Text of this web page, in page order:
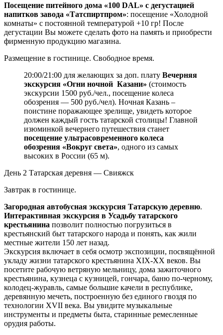
Посещение питейного дома «100 DAL» с дегустацией
напитков завода «Татспиртпром»: посещение «Холодной
комнаты» с постоянной температурой +10 гр! После
дегустации Вы можете сделать фото на память и приобрести
фирменную продукцию магазина.
Размещение в гостинице. Свободное время.
20:00/21:00 для желающих за доп. плату Вечерняя
экскурсия «Огни ночной Казани» (стоимость
экскурсии 1500 руб./чел., посещение колеса
обозрения — 500 руб./чел). Ночная Казань –
поистине поражающее зрелище, увидеть которое
должен каждый гость татарской столицы! Главной
изюминкой вечернего путешествия станет
посещение ультрасовременного колеса
обозрения «Вокруг света», одного из самых
высоких в России (65 м).
День 2 Татарская деревня — Свияжск
Завтрак в гостинице.
Загородная автобусная экскурсия Татарскую деревню.
Интерактивная экскурсия в Усадьбу татарского
крестьянина позволит полностью погрузиться в
крестьянский быт татарского народа и понять, как жили
местные жители 150 лет назад.
Экскурсия включает в себя осмотр экспозиции, посвящённой
укладу жизни татарского крестьянина XIX-XX веков. Вы
посетите рабочую ветряную мельницу, дома зажиточного
крестьянина, кузнеца с кузницей, гончара, баню по-черному,
колодец-журавль, самые большие качели в республике,
деревянную мечеть, построенную без единого гвоздя по
технологии XVII века. Вы увидите музыкальные
инструменты и предметы быта, старинные ремесленные
орудия работы.